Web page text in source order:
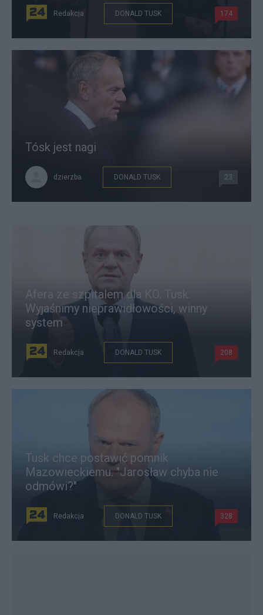
Redakcja DONALD TUSK 174
Tósk jest nagi
dzierzba DONALD TUSK 23
Afera ze szpitalem dla KO. Tusk:
Wyjaśnimy nieprawidłowości, winny
system
Redakcja DONALD TUSK 208
Tusk chce postawić pomnik
Mazowieckiemu. "Jarosław chyba nie
odmówi?"
Redakcja DONALD TUSK 328